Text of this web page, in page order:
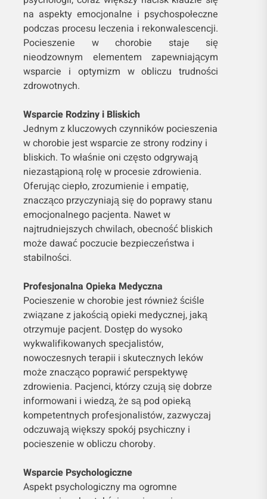
na aspekty emocjonalne i psychospołeczne
podczas procesu leczenia i rekonwalescencji.
Pocieszenie w chorobie staje się
nieodzownym elementem zapewniającym
wsparcie i optymizm w obliczu trudności
zdrowotnych.
Wsparcie Rodziny i Bliskich
Jednym z kluczowych czynników pocieszenia
w chorobie jest wsparcie ze strony rodziny i
bliskich. To właśnie oni często odgrywają
niezastąpioną rolę w procesie zdrowienia.
Oferując ciepło, zrozumienie i empatię,
znacząco przyczyniają się do poprawy stanu
emocjonalnego pacjenta. Nawet w
najtrudniejszych chwilach, obecność bliskich
może dawać poczucie bezpieczeństwa i
stabilności.
Profesjonalna Opieka Medyczna
Pocieszenie w chorobie jest również ściśle
związane z jakością opieki medycznej, jaką
otrzymuje pacjent. Dostęp do wysoko
wykwalifikowanych specjalistów,
nowoczesnych terapii i skutecznych leków
może znacząco poprawić perspektywę
zdrowienia. Pacjenci, którzy czują się dobrze
informowani i wiedzą, że są pod opieką
kompetentnych profesjonalistów, zazwyczaj
odczuwają większy spokój psychiczny i
pocieszenie w obliczu choroby.
Wsparcie Psychologiczne
Aspekt psychologiczny ma ogromne